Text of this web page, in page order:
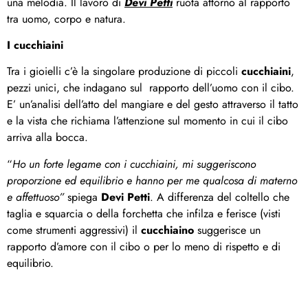
tra uomo, corpo e natura.
I cucchiaini
Tra i gioielli c’è la singolare produzione di piccoli cucchiaini,
pezzi unici, che indagano sul rapporto dell’uomo con il cibo.
E’ un’analisi dell’atto del mangiare e del gesto attraverso il tatto
e la vista che richiama l’attenzione sul momento in cui il cibo
arriva alla bocca.
“Ho un forte legame con i cucchiaini, mi suggeriscono
proporzione ed equilibrio e hanno per me qualcosa di materno
e affettuoso”spiega Devi Petti. A differenza del coltello che
taglia e squarcia o della forchetta che infilza e ferisce (visti
come strumenti aggressivi) il cucchiaino suggerisce un
rapporto d’amore con il cibo o per lo meno di rispetto e di
equilibrio.